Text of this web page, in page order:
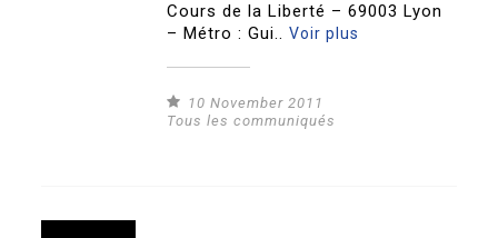
Cours de la Liberté – 69003 Lyon
– Métro : Gui..Voir plus
10 November 2011
Tous les communiqués